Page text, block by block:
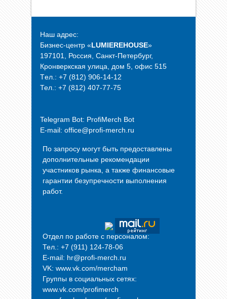
Наш адрес:
Бизнес-центр «LUMIEREHOUSE»
197101, Россия, Санкт-Петербург,
Кронверкская улица, дом 5, офис 515
Tел.: +7 (812) 906-14-12
Тел.: +7 (812) 407-77-75
Telegram Bot: ProfiMerch Bot
E-mail: office@profi-merch.ru
По запросу могут быть предоставлены
дополнительные рекомендации
участников рынка, а также финансовые
гарантии безупречности выполнения
работ.
Отдел по работе с персоналом:
Тел.: +7 (911) 124-78-06
E-mail: hr@profi-merch.ru
VK: www.vk.com/mercham
Группы в социальных сетях:
www.vk.com/profimerch